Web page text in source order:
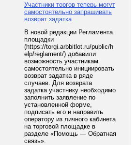
Участники торгов теперь могут
самостоятельно запрашивать
возврат задатка
В новой редакции Регламента
площадки
(https://torgi.arbbitlot.ru/public/h
elp/reglament/) добавили
возможность участникам
самостоятельно инициировать
возврат задатка в ряде
случаев. Для возврата
задатка участнику необходимо
заполнить заявление по
установленной форме,
подписать его и направить
оператору из личного кабинета
на торговой площадке в
разделе «Помощь — Обратная
связь».